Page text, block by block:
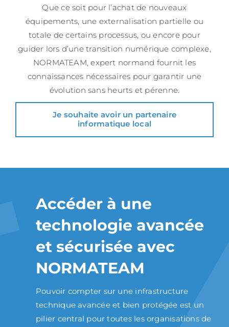
Que ce soit pour l’achat de nouveaux
équipements, une externalisation partielle ou
totale de certains processus, ou encore pour
guider lors d’une transition numérique complexe,
NORMATEAM, expert normand fournit les
connaissances nécessaires pour garantir une
évolution sans heurts et pérenne.
Je souhaite avoir un partenaire
informatique local
Accéder à une
technologie avancée
et sécurisée avec
NORMATEAM
Pouvoir compter sur une infrastructure
technique avancée et bien protégée est un
pilier central pour toutes les organisations de